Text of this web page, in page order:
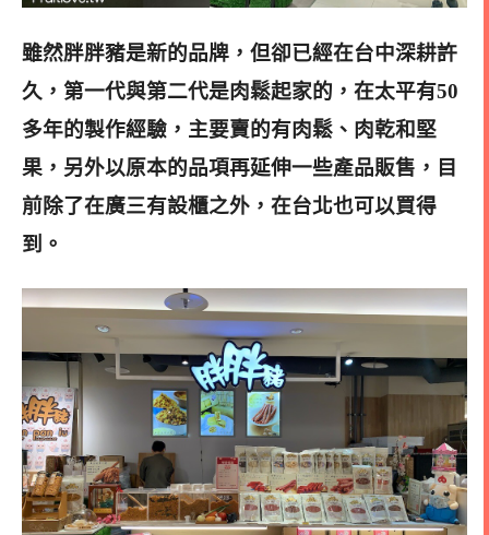
雖然胖胖豬是新的品牌，但卻已經在台中深耕許
久，第一代與第二代是肉鬆起家的，在太平有50
多年的製作經驗，主要賣的有肉鬆、肉乾和堅
果，另外以原本的品項再延伸一些產品販售，目
前除了在廣三有設櫃之外，在台北也可以買得
到。